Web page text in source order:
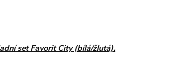
set Favorit City (bílá/žlutá).